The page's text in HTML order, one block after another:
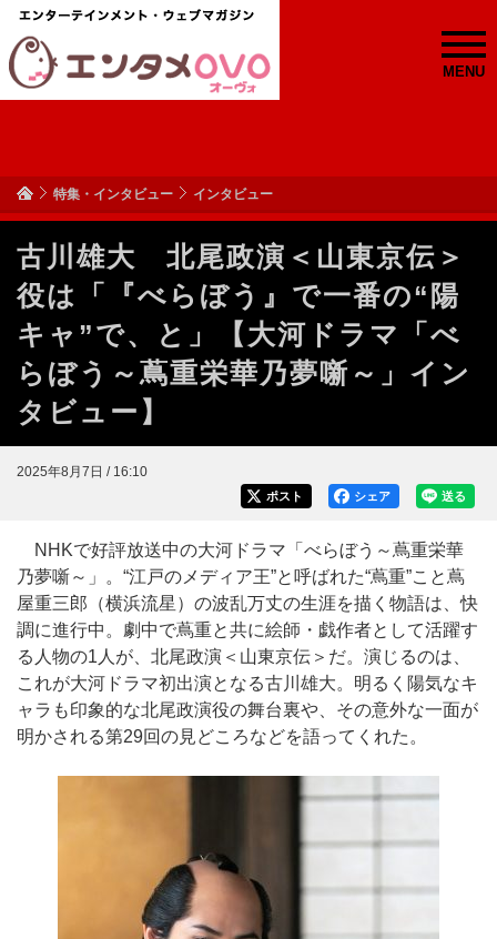
MENU
特集・インタビュー インタビュー
古川雄大 北尾政演＜山東京伝＞
役は「『べらぼう』で一番の“陽
キャ”で、と」【大河ドラマ「べ
らぼう～蔦重栄華乃夢噺～」イン
タビュー】
2025年8月7日 / 16:10
送る
シェア
ポスト
NHKで好評放送中の大河ドラマ「べらぼう～蔦重栄華
乃夢噺～」。“江戸のメディア王”と呼ばれた“蔦重”こと蔦
屋重三郎（横浜流星）の波乱万丈の生涯を描く物語は、快
調に進行中。劇中で蔦重と共に絵師・戯作者として活躍す
る人物の1人が、北尾政演＜山東京伝＞だ。演じるのは、
これが大河ドラマ初出演となる古川雄大。明るく陽気なキ
ャラも印象的な北尾政演役の舞台裏や、その意外な一面が
明かされる第29回の見どころなどを語ってくれた。